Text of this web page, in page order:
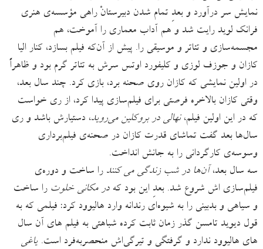
نمایش سر درآورد و بعدِ تمام شدن دبیرستانْ راهی مؤسسه‌ی هنری
فرانک لوید رایت شد و هم آداب معماری را آموخت، هم
مجسمه‌سازی و تئاتر و موسیقی را. پیش از آن‌که فیلم بسازد، کنار الیا
کازان و جوزف لوزی و کلیفورد اوتس سرش به تئاتر گرم بود و ظاهراً
در اولین نمایشی که کازان روی صحنه برد، بازی کرد. چند سال بعد،
وقتی کازان بالاخره فرصتی برای فیلم‌سازی پیدا کرد، از ری خواست
که در این اولین فیلم،نهالی در بروکلین می‌روید، دستیارش باشد و ری
سال‌ها بعد گفت تماشای قدرت کازان در صحنه‌ی فیلم‌برداری
وسوسه‌ی کارگردانی را به جانش انداخت.
سه سال بعد،آن‌ها در شب زندگی می کنند را ساخت و دوره‌ی
فیلم‌سازی اش شروع شد. بعدِ این بود کهدر مکانی خلوت را ساخت
و سیاهی و بدبینی را به شیوه‌ای رندانه وارد هالیوود کرد: فیلمی که به
قول دیوید تامسن گذر زمان ثابت کرده شباهتی به فیلم های آن سال
های هالیوود ندارد و گرفتگی و تیرگی‌اش منحصربه‌فرد است. یاغی